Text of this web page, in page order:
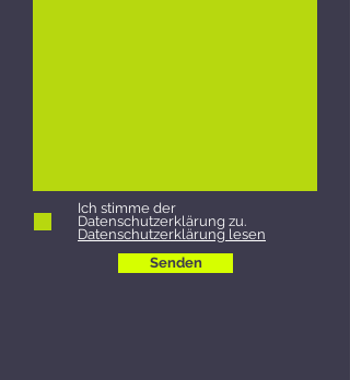
Ich stimme der
Datenschutzerklärung zu.
Datenschutzerklärung lesen
Senden